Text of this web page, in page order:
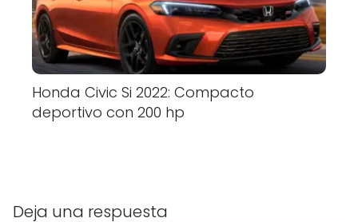
Honda Civic Si 2022: Compacto
deportivo con 200 hp
Deja una respuesta